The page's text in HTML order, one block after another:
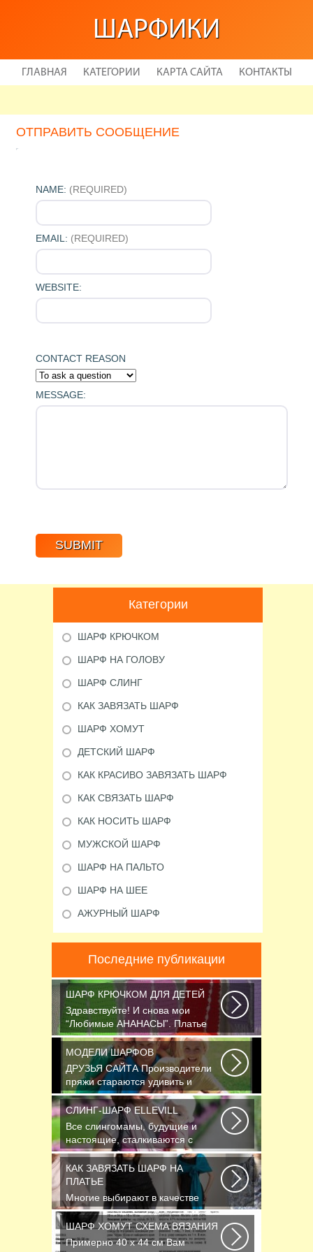
ШАРФИКИ
ГЛАВНАЯ КАТЕГОРИИ КАРТА САЙТА КОНТАКТЫ
ОТПРАВИТЬ СООБЩЕНИЕ
NAME: (REQUIRED)
EMAIL: (REQUIRED)
WEBSITE:
CONTACT REASON
MESSAGE:
Категории
ШАРФ КРЮЧКОМ
ШАРФ НА ГОЛОВУ
ШАРФ СЛИНГ
КАК ЗАВЯЗАТЬ ШАРФ
ШАРФ ХОМУТ
ДЕТСКИЙ ШАРФ
КАК КРАСИВО ЗАВЯЗАТЬ ШАРФ
КАК СВЯЗАТЬ ШАРФ
КАК НОСИТЬ ШАРФ
МУЖСКОЙ ШАРФ
ШАРФ НА ПАЛЬТО
ШАРФ НА ШЕЕ
АЖУРНЫЙ ШАРФ
Последние публикации
ШАРФ КРЮЧКОМ ДЛЯ ДЕТЕЙ
Здравствуйте! И снова мои
“Любимые АНАНАСЫ”. Платье
связано крючком 1.75...
МОДЕЛИ ШАРФОВ
ДРУЗЬЯ САЙТА Производители
пряжи стараются удивить и
облегчить труд вязальщицам...
СЛИНГ-ШАРФ ELLEVILL
Все слингомамы, будущие и
настоящие, сталкиваются с
проблемой выбора слинга...
КАК ЗАВЯЗАТЬ ШАРФ НА
ПЛАТЬЕ
Многие выбирают в качестве
аксессуара красивый платок или
шарфик, однако...
ШАРФ ХОМУТ СХЕМА ВЯЗАНИЯ
Примерно 40 х 44 см Вам